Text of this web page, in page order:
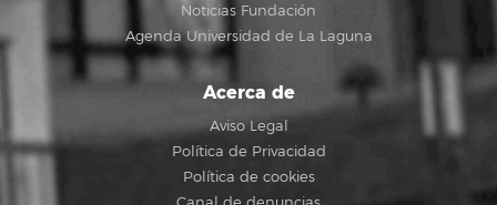
Noticias Fundación
Agenda Universidad de La Laguna
Acerca de
Aviso Legal
Política de Privacidad
Política de cookies